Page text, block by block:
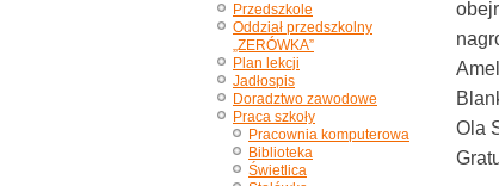
Przedszkole
Oddział przedszkolny
„ZERÓWKA”
Plan lekcji
Jadłospis
Doradztwo zawodowe
Praca szkoły
Pracownia komputerowa
Biblioteka
Świetlica
Ola